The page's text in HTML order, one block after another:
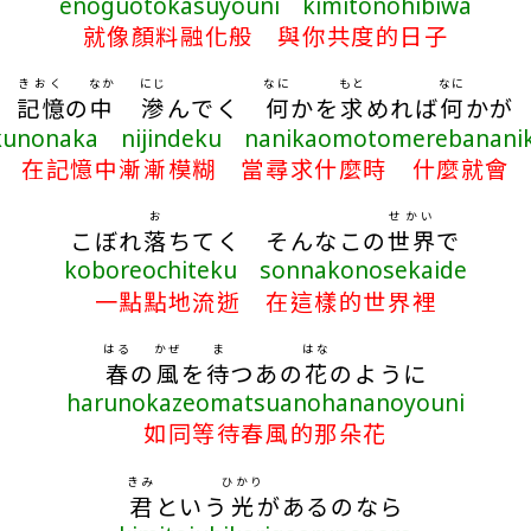
就像顏料融化般 與你共度的日子
記憶
きおく
の中
なか
滲
にじ
んでく 何
なに
かを求
もと
めれば何
なに
かが
nijindeku
在記憶中漸漸模糊 當尋求什麼時 什麼就會
こぼれ落
お
ちてく そんなこの世界
せかい
で
koboreochiteku sonnakonosekaide
一點點地流逝 在這樣的世界裡
春
はる
の風
かぜ
を待
ま
つあの花
はな
のように
harunokazeomatsuanohananoyouni
如同等待春風的那朵花
君
きみ
という 光
ひかり
があるのなら